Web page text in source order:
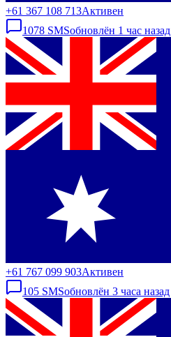
+61 367 108 713Активен
1078 SMSобновлён 1 час назад
+61 767 099 903Активен
105 SMSобновлён 3 часа назад